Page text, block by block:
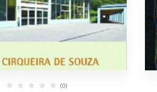
(0)